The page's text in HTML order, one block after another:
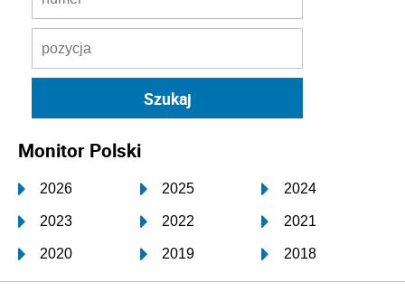
Monitor Polski
2026 2025 2024
2023 2022 2021
2020 2019 2018
2017 2016 2015